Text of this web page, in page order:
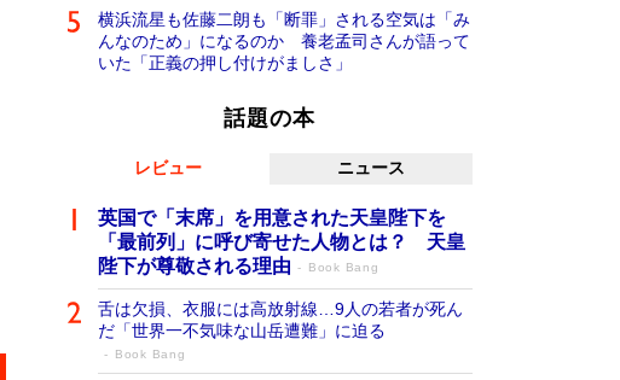
横浜流星も佐藤二朗も「断罪」される空気は「み
んなのため」になるのか 養老孟司さんが語って
いた「正義の押し付けがましさ」
話題の本
レビュー ニュース
英国で「末席」を用意された天皇陛下を
「最前列」に呼び寄せた人物とは？ 天皇
陛下が尊敬される理由
Book Bang
舌は欠損、衣服には高放射線…9人の若者が死ん
だ「世界一不気味な山岳遭難」に迫る
Book Bang